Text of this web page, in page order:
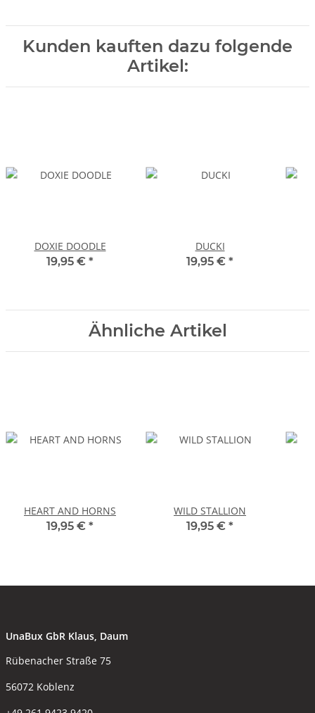
Kunden kauften dazu folgende
Artikel:
DOXIE DOODLE
19,95 € *
DUCKI
19,95 € *
Ähnliche Artikel
HEART AND HORNS
19,95 € *
WILD STALLION
19,95 € *
UnaBux GbR Klaus, Daum
Rübenacher Straße 75
56072 Koblenz